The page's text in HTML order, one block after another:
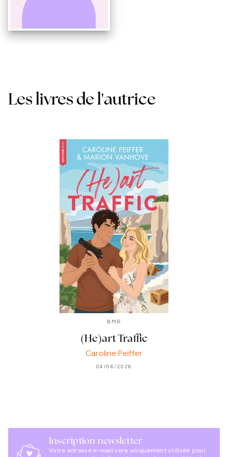
Les livres de l'autrice
BMR
(He)art Traffic
Caroline Peiffer
04/06/2026
Inscription newsletter
Votre adresse e-mail sera uniquement utilisée pour